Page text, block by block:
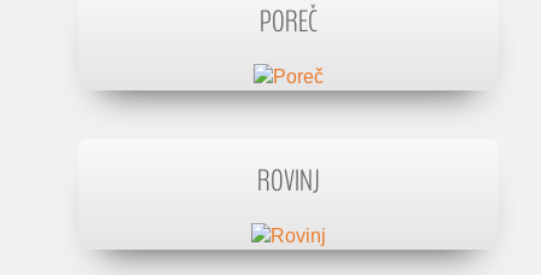
POREČ
ROVINJ